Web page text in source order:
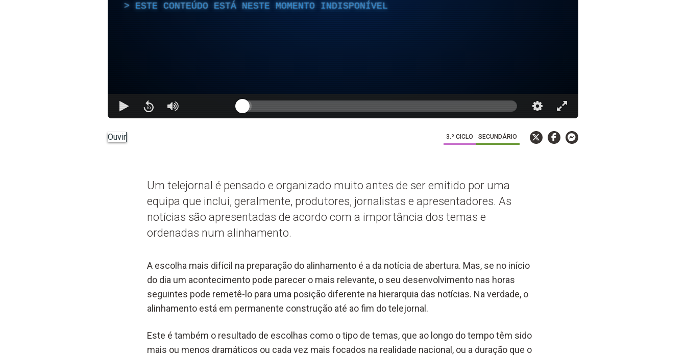
ESTE CONTEÚDO ESTÁ NESTE MOMENTO INDISPONÍVEL
Ouvir 3.º CICLO SECUNDÁRIO
Um telejornal é pensado e organizado muito antes de ser emitido por uma
equipa que inclui, geralmente, produtores, jornalistas e apresentadores. As
notícias são apresentadas de acordo com a importância dos temas e
ordenadas num alinhamento.
A escolha mais difícil na preparação do alinhamento é a da notícia de abertura. Mas, se no início
do dia um acontecimento pode parecer o mais relevante, o seu desenvolvimento nas horas
seguintes pode remetê-lo para uma posição diferente na hierarquia das notícias. Na verdade, o
alinhamento está em permanente construção até ao fim do telejornal.
Este é também o resultado de escolhas como o tipo de temas, que ao longo do tempo têm sido
mais ou menos dramáticos ou cada vez mais focados na realidade nacional, ou a duração que o